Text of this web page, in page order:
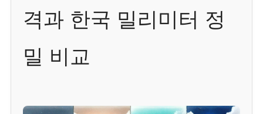
격과 한국 밀리미터 정
밀 비교